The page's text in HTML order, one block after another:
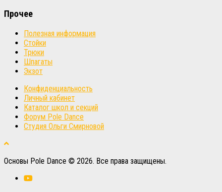
Прочее
Полезная информация
Стойки
Трюки
Шпагаты
Экзот
Конфиденциальность
Личный кабинет
Каталог школ и секций
Форум Pole Dance
Студия Ольги Смирновой
Основы Pole Dance © 2026. Все права защищены.